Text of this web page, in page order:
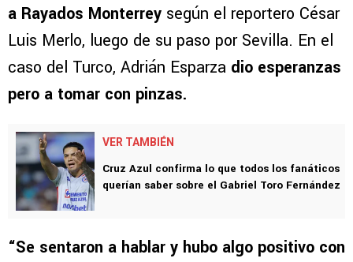
a Rayados Monterrey según el reportero César
Luis Merlo, luego de su paso por Sevilla. En el
caso del Turco, Adrián Esparza dio esperanzas
pero a tomar con pinzas.
VER TAMBIÉN
Cruz Azul confirma lo que todos los fanáticos
querían saber sobre el Gabriel Toro Fernández
“Se sentaron a hablar y hubo algo positivo con